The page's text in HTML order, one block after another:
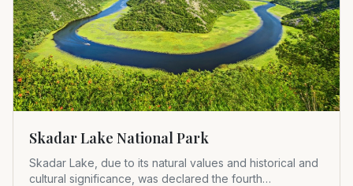
Skadar Lake National Park
Skadar Lake, due to its natural values and historical and
cultural significance, was declared the fourth